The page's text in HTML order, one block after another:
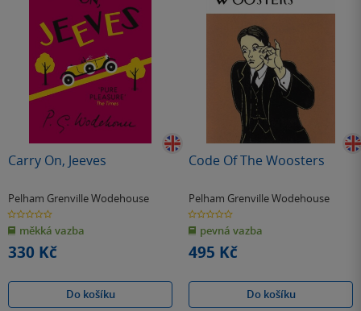
Carry On, Jeeves
Pelham Grenville Wodehouse
0.0
z
5
hvězdiček
měkká vazba
330 Kč
Do košíku
Code Of The Woosters
Pelham Grenville Wodehouse
0.0
z
5
hvězdiček
pevná vazba
495 Kč
Do košíku